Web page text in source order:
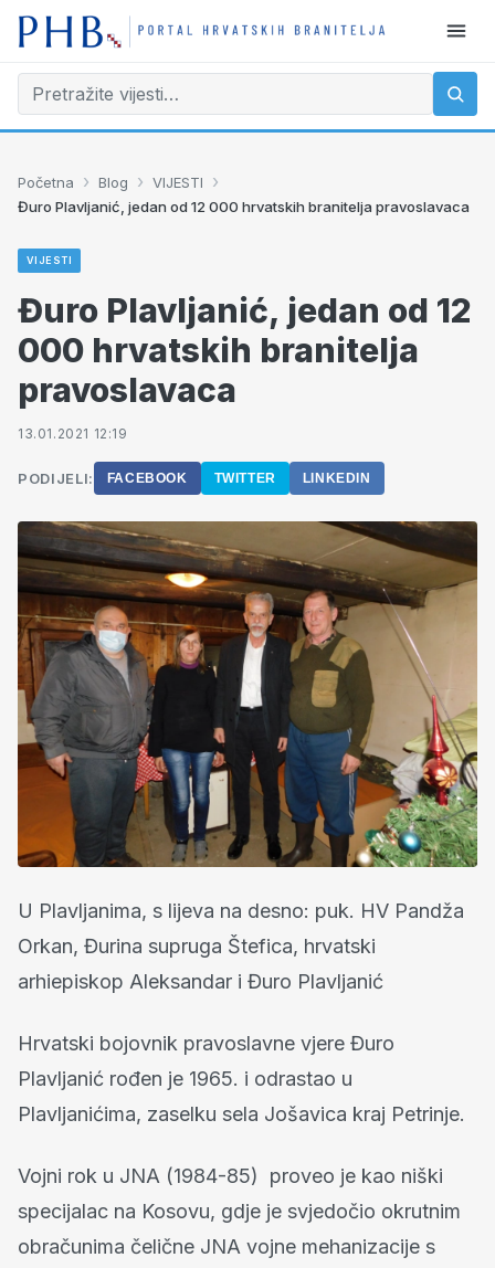
Početna › Blog › VIJESTI ›
Đuro Plavljanić, jedan od 12 000 hrvatskih branitelja pravoslavaca
VIJESTI
Đuro Plavljanić, jedan od 12
000 hrvatskih branitelja
pravoslavaca
13.01.2021 12:19
PODIJELI: FACEBOOK TWITTER LINKEDIN
U Plavljanima, s lijeva na desno: puk. HV Pandža
Orkan, Đurina supruga Štefica, hrvatski
arhiepiskop Aleksandar i Đuro Plavljanić
Hrvatski bojovnik pravoslavne vjere Đuro
Plavljanić rođen je 1965. i odrastao u
Plavljanićima, zaselku sela Jošavica kraj Petrinje.
Vojni rok u JNA (1984-85) proveo je kao niški
specijalac na Kosovu, gdje je svjedočio okrutnim
obračunima čelične JNA vojne mehanizacije s